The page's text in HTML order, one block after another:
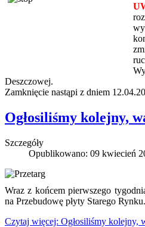
Deszczowej.
Zamknięcie nastąpi z dniem
Ogłosiliśmy kolejny,
Szczegóły
Opublikowano: 09 kwiecień
Wraz z końcem pierwszego
na Przebudowę płyty Starego Rynku.
Czytaj więcej: Ogłosiliśmy kolejny,